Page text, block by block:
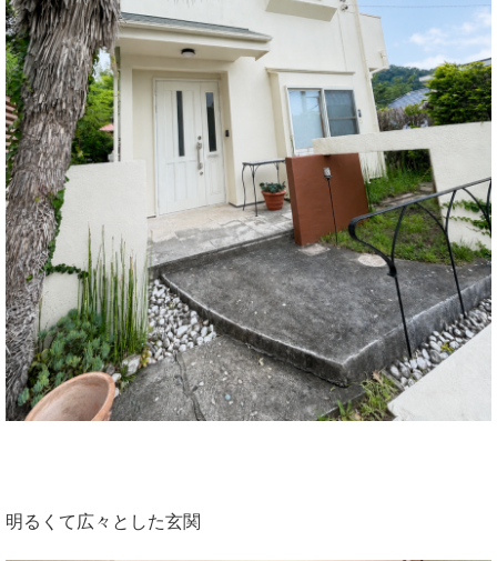
明るくて広々とした玄関